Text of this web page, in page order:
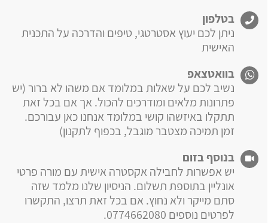
בטלפון
ניתן לכם יעוץ אסטרטגי, טיפים והדרכה על התכנית
האישית
בוואטצאפ
נשיב לכם על שאלות במלומד אם משהו לא ברור (יש
פתרונות מלאים ומודרכים להכול. אך אם בכל זאת
תתקלו באיזשהו קושי במלומד אנחנו כאן עבורכם.
זמן תמיכה מצטבר מוגבל, בכפוף לתקנון)
בנוסף בזום
יש אפשרות לחבילה אקסטרה אישית עם מורה פרטי
אונליין בתוספת תשלום. הניסיון שלנו מלמד שזה
סתם מייקר ולא נחוץ. אם בכל זאת תרצו, התקשרו
לפרטים נוספים 0774662080.